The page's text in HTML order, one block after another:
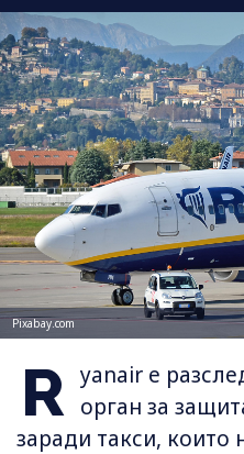
Pixabay.com
R yanair е
орган за
заради такси, които